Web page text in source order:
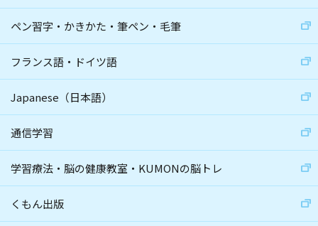
ペン習字・かきかた・筆ペン・毛筆
フランス語・ドイツ語
Japanese（日本語）
通信学習
学習療法・脳の健康教室・KUMONの脳トレ
くもん出版